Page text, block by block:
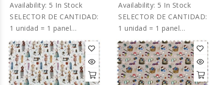
Availability: 5 In Stock
SELECTOR DE CANTIDAD:
1 unidad = 1 panel
completo. Precio por
panel.
Availability: 5 In Stock
SELECTOR DE CANTIDAD:
1 unidad = 1 panel
completo. Precio por
panel.